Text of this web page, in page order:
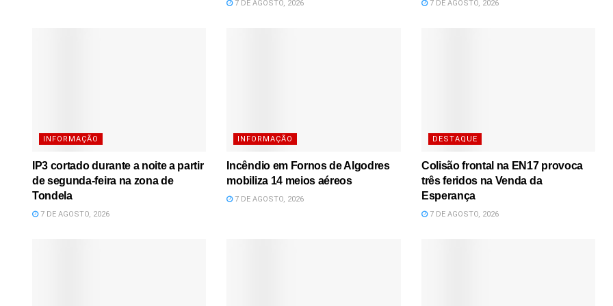
7 DE AGOSTO, 2026 7 DE AGOSTO, 2026
INFORMAÇÃO
IP3 cortado durante a noite a partir
de segunda-feira na zona de
Tondela
7 DE AGOSTO, 2026
INFORMAÇÃO
Incêndio em Fornos de Algodres
mobiliza 14 meios aéreos
7 DE AGOSTO, 2026
DESTAQUE
Colisão frontal na EN17 provoca
três feridos na Venda da
Esperança
7 DE AGOSTO, 2026